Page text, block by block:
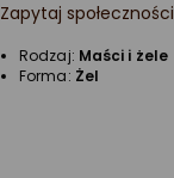
Zapytaj społeczności
Rodzaj: Maści i żele
Forma: Żel